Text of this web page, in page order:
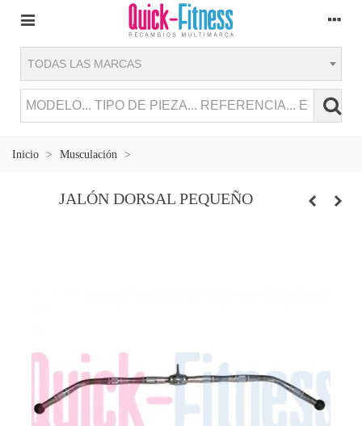
TODAS LAS MARCAS
Inicio > Musculación >
JALÓN DORSAL PEQUEÑO